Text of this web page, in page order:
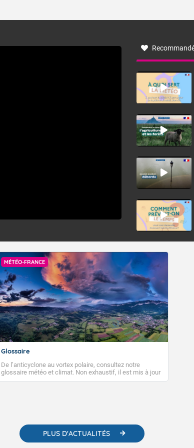
à nord-ouest, dans un secteur qui part du Roussillon à la
monts, en allusion aux régions montagneuses d’où
MÉTÉO-FRANCE
Glossaire
De l’anticyclone au vortex polaire, consultez notre
glossaire météo et climat. Non exhaustif, il est mis à jour
régulièrement, au fil de nos publications. Vous y trouverez
PLUS D'ACTUALITÉS